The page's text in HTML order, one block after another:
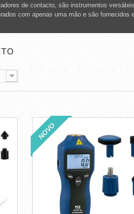
de contacto, são instrumentos
com apenas uma mão e são fornecidos
NOVO